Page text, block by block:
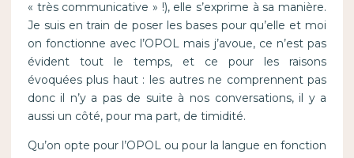
« très communicative » !), elle s’exprime à sa manière.
Je suis en train de poser les bases pour qu’elle et moi
on fonctionne avec l’OPOL mais j’avoue, ce n’est pas
évident tout le temps, et ce pour les raisons
évoquées plus haut : les autres ne comprennent pas
donc il n’y a pas de suite à nos conversations, il y a
aussi un côté, pour ma part, de timidité.
Qu’on opte pour l’OPOL ou pour la langue en fonction